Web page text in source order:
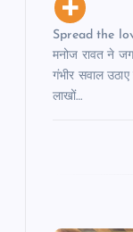
Spread the
मनोज रावत ने
गंभीर सवाल
लाखों…